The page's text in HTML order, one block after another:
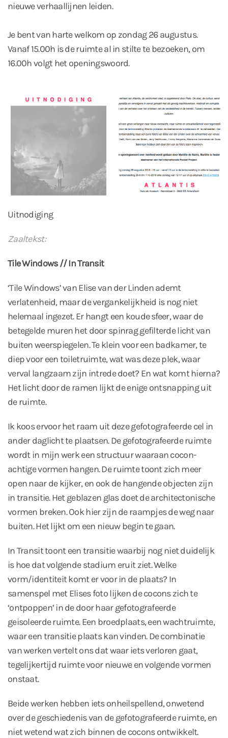
nieuwe verhaallijnen leiden.
Je bent van harte welkom op zondag 26 augustus.
Vanaf 15.00h is de ruimte al in stilte te bezoeken, om
16.00h volgt het openingswoord.
Uitnodiging
Zaaltekst:
Tile Windows // In Transit
‘Tile Windows’ van Elise van der Linden ademt
verlatenheid, maar de vergankelijkheid is nog niet
helemaal ingezet. Er hangt een koude sfeer, waar de
betegelde muren het door spinrag gefilterde licht van
buiten weerspiegelen. Te klein voor een badkamer, te
diep voor een toiletruimte, wat was deze plek, waar
verval langzaam zijn intrede doet? En wat komt hierna?
Het licht door de ramen lijkt de enige ontsnapping uit
de ruimte.
Ik koos ervoor het raam uit deze gefotografeerde cel in
ander daglicht te plaatsen. De gefotografeerde ruimte
wordt in mijn werk een structuur waaraan cocon-
achtige vormen hangen. De ruimte toont zich meer
open naar de kijker, en ook de hangende objecten zijn
in transitie. Het geblazen glas doet de architectonische
vormen breken. Ook hier zijn de raampjes de weg naar
buiten. Het lijkt om een nieuw begin te gaan.
In Transit toont een transitie waarbij nog niet duidelijk
is hoe dat volgende stadium eruit ziet. Welke
vorm/identiteit komt er voor in de plaats? In
samenspel met Elises foto lijken de cocons zich te
‘ontpoppen’ in de door haar gefotografeerde
geisoleerde ruimte. Een broedplaats, een wachtruimte,
waar een transitie plaats kan vinden. De combinatie
van werken vertelt ons dat waar iets verloren gaat,
tegelijkertijd ruimte voor nieuwe en volgende vormen
onstaat.
Beide werken hebben iets onheilspellend, onwetend
over de geschiedenis van de gefotografeerde ruimte, en
niet wetend wat zich binnen de cocons ontwikkelt.